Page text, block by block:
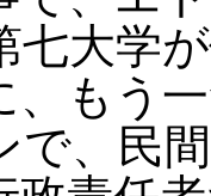
七大学
、もう
で、民